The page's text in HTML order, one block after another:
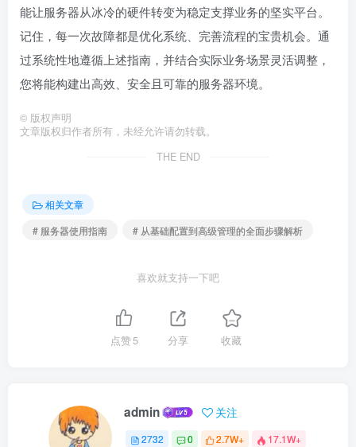
能让服务器从冰冷的硬件转变为稳定支撑业务的坚实平台。
记住，每一次故障都是优化系统、完善流程的宝贵机会。通
过系统性地遵循上述指南，并结合实际业务场景灵活调整，
您将能构建出高效、安全且可靠的服务器环境。
© 版权声明
文章版权归作者所有，未经允许请勿转载。
THE END
相关文章
# 服务器使用指南
# 从基础配置到高级管理的全面步骤解析
喜欢就支持一下吧
点赞5 分享 收藏
admin 关注
2732 0 2.7W+ 17.1W+